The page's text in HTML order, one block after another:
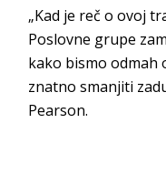
„Kad je reč o ovoj
Poslovne grupe
kako bismo odmah
znatno smanjiti
Pearson.